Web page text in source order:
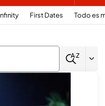
First Dates Todo es